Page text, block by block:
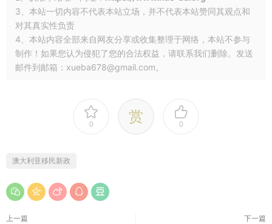
3、本站一切内容不代表本站立场，并不代表本站赞同其观点和
对其真实性负责
4、本站内容全部来自网友分享或收集整理于网络，本站不参与
制作！如果您认为侵犯了您的合法权益，请联系我们删除。发送
邮件到邮箱：xueba678@gmail.com。
0 赏 0
澳大利亚移民新政
上一篇 下一篇